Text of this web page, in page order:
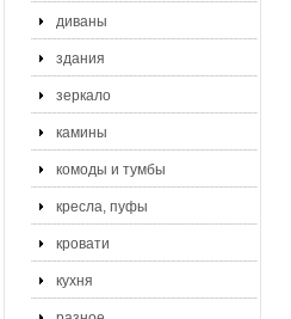
диваны
здания
зеркало
камины
комоды и тумбы
кресла, пуфы
кровати
кухня